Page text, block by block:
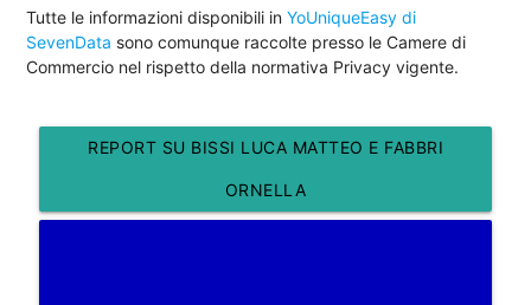
Tutte le informazioni disponibili inYoUniqueEasy di
SevenData sono comunque raccolte presso le Camere di
Commercio nel rispetto della normativa Privacy vigente.
REPORT SU BISSI LUCA MATTEO E FABBRI
ORNELLA